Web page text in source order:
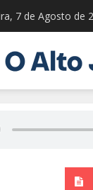
7 de Agosto de